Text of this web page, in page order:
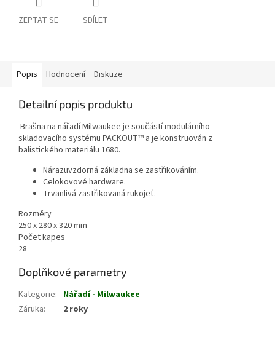
ZEPTAT SE SDÍLET
Popis Hodnocení Diskuze
Detailní popis produktu
Brašna na nářadí Milwaukee je součástí modulárního
skladovacího systému PACKOUT™ a je konstruován z
balistického materiálu 1680.
Nárazuvzdorná základna se zastřikováním.
Celokovové hardware.
Trvanlivá zastřikovaná rukojeť.
Rozměry
250 x 280 x 320 mm
Počet kapes
28
Doplňkové parametry
Kategorie: Nářadí - Milwaukee
Záruka: 2 roky